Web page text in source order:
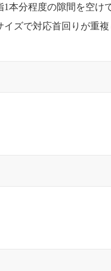
本分程度の隙間を空け
ズで対応首回りが重